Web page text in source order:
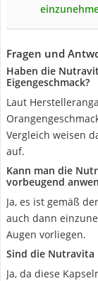
Fragen und
Haben die
Eigengeschmack?
Laut
Vergleich weisen
auf.
Kann man die
vorbeugend
Ja, es ist gemäß
auch dann
Augen vorliegen.
Sind die Nutravita
Ja, da diese